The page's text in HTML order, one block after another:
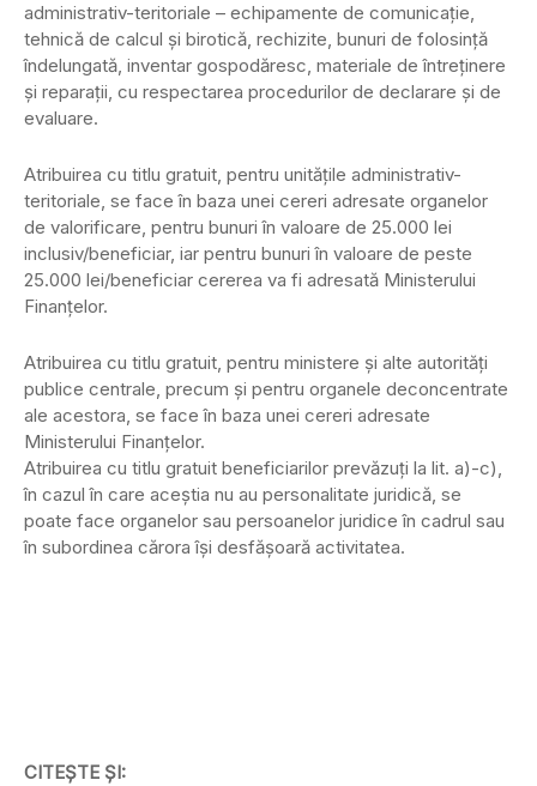
administrativ-teritoriale – echipamente de comunicaţie,
tehnică de calcul şi birotică, rechizite, bunuri de folosinţă
îndelungată, inventar gospodăresc, materiale de întreţinere
şi reparaţii, cu respectarea procedurilor de declarare şi de
evaluare.
Atribuirea cu titlu gratuit, pentru unităţile administrativ-
teritoriale, se face în baza unei cereri adresate organelor
de valorificare, pentru bunuri în valoare de 25.000 lei
inclusiv/beneficiar, iar pentru bunuri în valoare de peste
25.000 lei/beneficiar cererea va fi adresată Ministerului
Finanţelor.
Atribuirea cu titlu gratuit, pentru ministere şi alte autorităţi
publice centrale, precum şi pentru organele deconcentrate
ale acestora, se face în baza unei cereri adresate
Ministerului Finanţelor.
Atribuirea cu titlu gratuit beneficiarilor prevăzuţi la lit. a)-c),
în cazul în care aceştia nu au personalitate juridică, se
poate face organelor sau persoanelor juridice în cadrul sau
în subordinea cărora îşi desfăşoară activitatea.
CITEȘTE ȘI: